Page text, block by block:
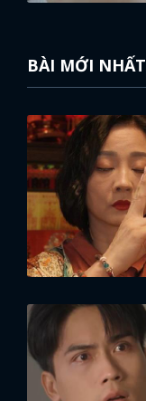
BÀI MỚI NHẤT